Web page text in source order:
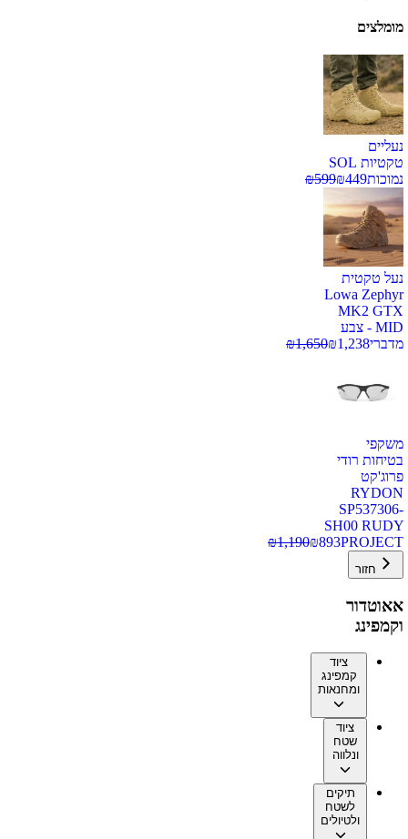
מומלצים
נעליים
טקטיות SOL
נמוכות
₪449
₪599
נעל טקטית
Lowa Zephyr
MK2 GTX
MID - צבע
מדברי
₪1,238
₪1,650
משקפי
בטיחות רודי
פרוג'קט
RYDON
SP537306-
SH00 RUDY
PROJECT
₪893
₪1,190
חזור
אאוטדור
וקמפינג
ציוד
קמפינג
ומחנאות
ציוד
שטח
ונלווה
תיקים
לשטח
ולטיולים